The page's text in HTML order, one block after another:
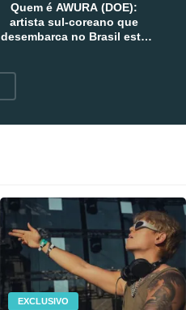
Quem é AWURA (DOE):
artista sul-coreano que
desembarca no Brasil esta
EXCLUSIVO